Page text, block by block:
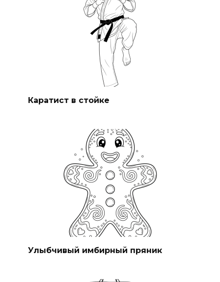
Каратист в стойке
Улыбчивый имбирный пряник